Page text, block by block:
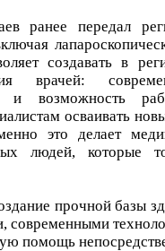
ранее передал
создавать в
врачей:
и возможность
осваивать
это делает
людей, которые
прочной базы
современными
помощь